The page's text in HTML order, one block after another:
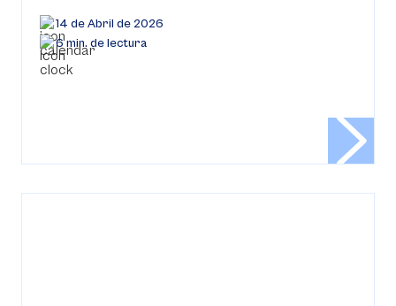
14 de Abril de 2026
6 min. de lectura